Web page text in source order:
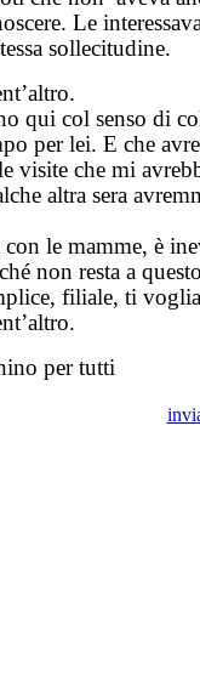
Le
sollecitudine.
qui col senso di
per lei. E che
visite che mi
altra sera
le mamme, è
non resta a
filiale, ti
per tutti